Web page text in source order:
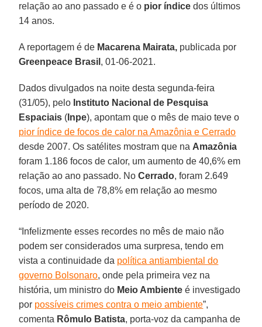
relação ao ano passado e é o pior índice dos últimos
14 anos.
A reportagem é de Macarena Mairata, publicada por
Greenpeace Brasil , 01-06-2021.
Dados divulgados na noite desta segunda-feira
(31/05), pelo Instituto Nacional de Pesquisa
Espaciais ( Inpe), apontam que o mês de maio teve o
pior índice de focos de calor na Amazônia e Cerrado
desde 2007. Os satélites mostram que na Amazônia
foram 1.186 focos de calor, um aumento de 40,6% em
relação ao ano passado. NoCerrado, foram 2.649
focos, uma alta de 78,8% em relação ao mesmo
período de 2020.
“Infelizmente esses recordes no mês de maio não
podem ser considerados uma surpresa, tendo em
vista a continuidade da política antiambiental do
governo Bolsonaro, onde pela primeira vez na
história, um ministro do Meio Ambiente é investigado
por possíveis crimes contra o meio ambiente”,
comenta Rômulo Batista, porta-voz da campanha de